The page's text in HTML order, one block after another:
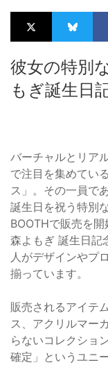
彼女の特別
もぎ誕生日
バーチャルとリア
で注目を集めてい
ス」。その一員で
誕生日を祝う特別
BOOTHで販売を
森よもぎ 誕生日記
人がデザインやプ
揃っています。
販売されるアイテ
ス、アクリルマー
らないコレクショ
確定」というユニ